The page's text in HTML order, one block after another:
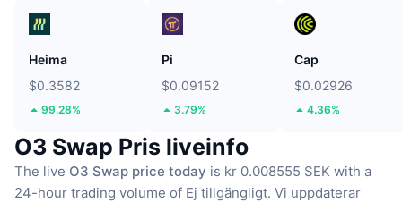
Heima
$0.3582
99.28%
Pi
$0.09152
3.79%
Cap
$0.02926
4.36%
O3 Swap Pris liveinfo
The live O3 Swap price today is kr 0.008555 SEK with a
24-hour trading volume of Ej tillgängligt. Vi uppdaterar